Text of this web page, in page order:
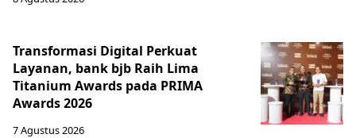
Transformasi Digital Perkuat
Layanan, bank bjb Raih Lima
Titanium Awards pada PRIMA
Awards 2026
7 Agustus 2026